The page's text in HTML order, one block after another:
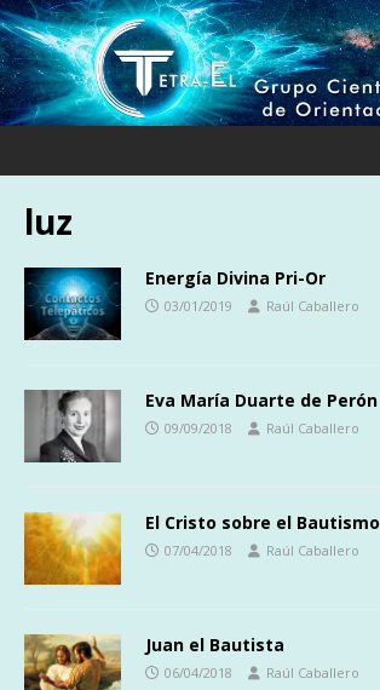
luz
Energía Divina Pri-Or
03/01/2019 Raúl Caballero
Eva María Duarte de Perón
09/09/2018 Raúl Caballero
El Cristo sobre el Bautismo
07/04/2018 Raúl Caballero
Juan el Bautista
06/04/2018 Raúl Caballero